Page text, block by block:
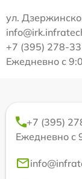
ул.
+7 (395) 278-
Ежедневно с
+7 (395)
Ежедневно с